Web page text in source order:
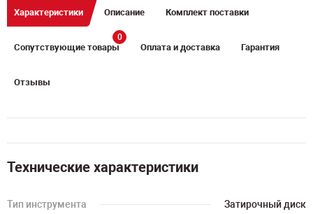
Характеристики Описание Комплект поставки
Сопутствующие товары
0
Оплата и доставка Гарантия
Отзывы
Технические характеристики
Тип инструмента
Затирочный диск